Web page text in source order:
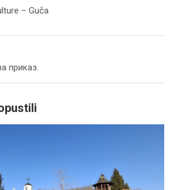
– Guča
приказ.